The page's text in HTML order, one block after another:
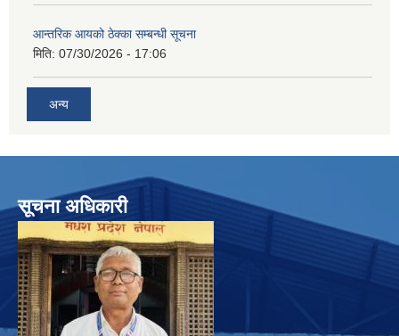
आन्तरिक आयको ठेक्का सम्बन्धी सूचना
मिति: 07/30/2026 - 17:06
अन्य
सूचना अधिकारी